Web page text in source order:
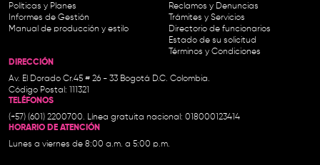
Políticas y Planes
Informes de Gestión
Manual de producción y estilo
Reclamos y Denuncias
Trámites y Servicios
Directorio de funcionarios
Estado de su solicitud
Términos y Condiciones
DIRECCIÓN
Av. El Dorado Cr.45 # 26 - 33 Bogotá D.C. Colombia.
Código Postal: 111321
TELÉFONOS
(+57) (601) 2200700. Línea gratuita nacional: 018000123414
HORARIO DE ATENCIÓN
Lunes a viernes de 8:00 a.m. a 5:00 p.m.